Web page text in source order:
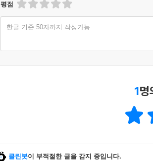
평점
한글 기준 50자까지 작성가능
1명
클린봇이 부적절한 글을 감지 중입니다.